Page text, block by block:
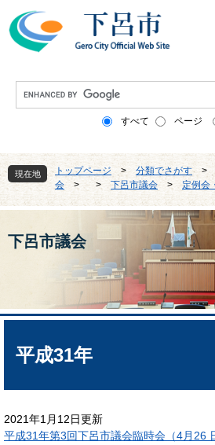
ー
ニ
本
文
へ
e
カ
ス
タ
検
索
すべて ページ
現在地 トップページ > 分類でさがす >
会
> > 下呂市議会 > 定例会
下呂市議会
本
平成31年
2021年1月12日更新
平成31年第3回下呂市議会臨時会（4月26